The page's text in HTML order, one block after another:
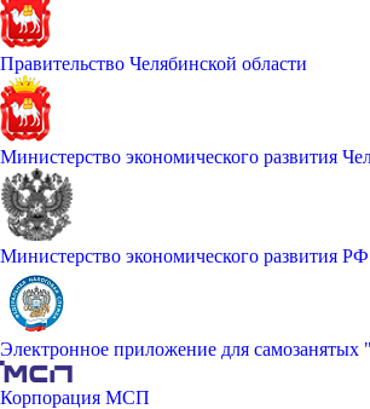
Правительство Челябинской области
Министерство экономического развития
Министерство экономического развития РФ
Электронное приложение для
Корпорация МСП